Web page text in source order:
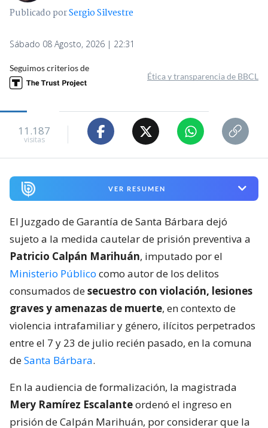
Publicado porSergio Silvestre
Sábado 08 Agosto, 2026 | 22:31
Seguimos criterios de
Ética y transparencia de BBCL
11.187
visitas
VER RESUMEN
El Juzgado de Garantía de Santa Bárbara dejó
sujeto a la medida cautelar de prisión preventiva a
Patricio Calpán Marihuán, imputado por el
Ministerio Público como autor de los delitos
consumados desecuestro con violación, lesiones
graves y amenazas de muerte, en contexto de
violencia intrafamiliar y género, ilícitos perpetrados
entre el 7 y 23 de julio recién pasado, en la comuna
deSanta Bárbara.
En la audiencia de formalización, la magistrada
Mery Ramírez Escalanteordenó el ingreso en
prisión de Calpán Marihuán, por considerar que la